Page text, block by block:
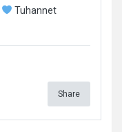
Tuhannet
Share